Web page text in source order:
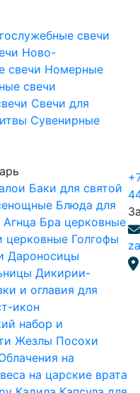
свечи
Ново-
свечи Номерные
свечи
Свечи для
Сувенирные
Баки для святой
Блюда для
Агнца Бра церковные
церковные Голгофы
Дароносицы
Дикирии-
и оглавия для
икон
набор и
Жезлы Посохи
на
на царские врата